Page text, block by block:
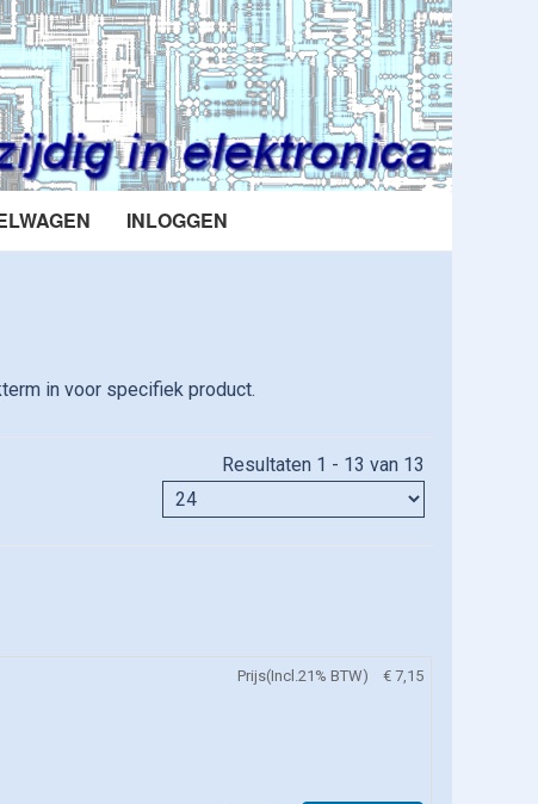
INLOGGEN
in voor specifiek product.
Resultaten 1 - 13 van 13
Prijs(Incl.21% BTW) € 7,15